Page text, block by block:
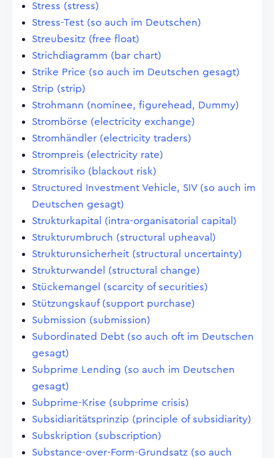
Stress (stress)
Stress-Test (so auch im Deutschen)
Streubesitz (free float)
Strichdiagramm (bar chart)
Strike Price (so auch im Deutschen gesagt)
Strip (strip)
Strohmann (nominee, figurehead, Dummy)
Strombörse (electricity exchange)
Stromhändler (electricity traders)
Strompreis (electricity rate)
Stromrisiko (blackout risk)
Structured Investment Vehicle, SIV (so auch im
Deutschen gesagt)
Strukturkapital (intra-organisatorial capital)
Strukturumbruch (structural upheaval)
Strukturunsicherheit (structural uncertainty)
Strukturwandel (structural change)
Stückemangel (scarcity of securities)
Stützungskauf (support purchase)
Submission (submission)
Subordinated Debt (so auch oft im Deutschen
gesagt)
Subprime Lending (so auch im Deutschen
gesagt)
Subprime-Krise (subprime crisis)
Subsidiaritätsprinzip (principle of subsidiarity)
Subskription (subscription)
Substance-over-Form-Grundsatz (so auch